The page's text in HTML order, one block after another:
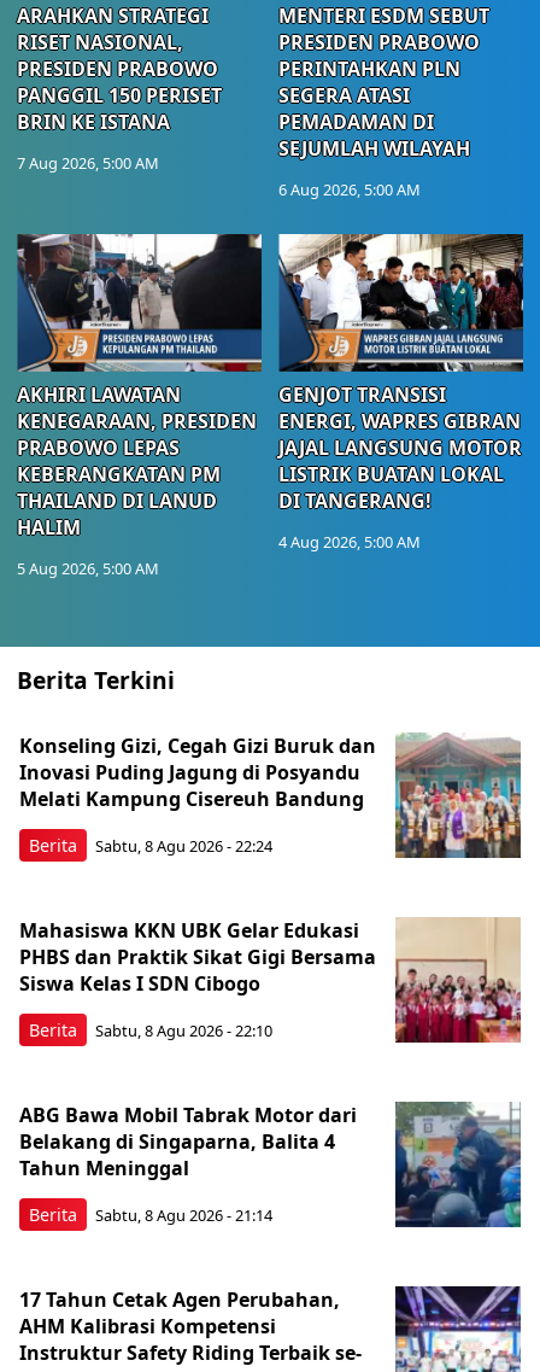
ARAHKAN STRATEGI
RISET NASIONAL,
PRESIDEN PRABOWO
PANGGIL 150 PERISET
BRIN KE ISTANA
7 Aug 2026, 5:00 AM
MENTERI ESDM SEBUT
PRESIDEN PRABOWO
PERINTAHKAN PLN
SEGERA ATASI
PEMADAMAN DI
SEJUMLAH WILAYAH
6 Aug 2026, 5:00 AM
AKHIRI LAWATAN
KENEGARAAN, PRESIDEN
PRABOWO LEPAS
KEBERANGKATAN PM
THAILAND DI LANUD
HALIM
5 Aug 2026, 5:00 AM
GENJOT TRANSISI
ENERGI, WAPRES GIBRAN
JAJAL LANGSUNG MOTOR
LISTRIK BUATAN LOKAL
DI TANGERANG!
4 Aug 2026, 5:00 AM
Berita Terkini
Berita
Konseling Gizi, Cegah Gizi Buruk dan
Inovasi Puding Jagung di Posyandu
Melati Kampung Cisereuh Bandung
Sabtu, 8 Agu 2026 - 22:24
Berita
Mahasiswa KKN UBK Gelar Edukasi
PHBS dan Praktik Sikat Gigi Bersama
Siswa Kelas I SDN Cibogo
Sabtu, 8 Agu 2026 - 22:10
Berita
ABG Bawa Mobil Tabrak Motor dari
Belakang di Singaparna, Balita 4
Tahun Meninggal
Sabtu, 8 Agu 2026 - 21:14
17 Tahun Cetak Agen Perubahan,
AHM Kalibrasi Kompetensi
Instruktur Safety Riding Terbaik se-